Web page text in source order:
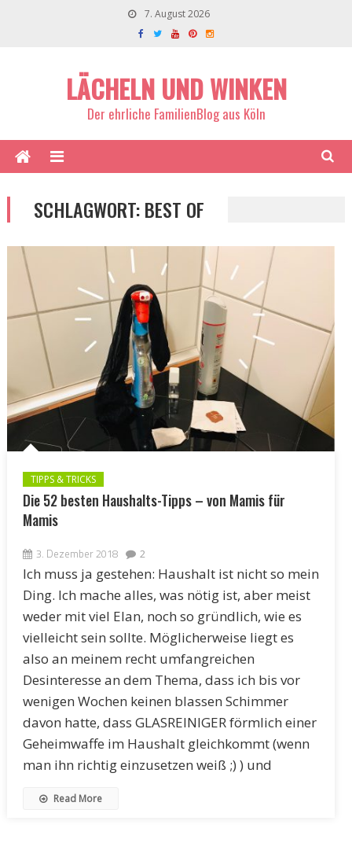
7. August 2026
LÄCHELN UND WINKEN
Der ehrliche FamilienBlog aus Köln
SCHLAGWORT:BEST OF
TIPPS & TRICKS
Die 52 besten Haushalts-Tipps – von Mamis für
Mamis
3. Dezember 2018 2
Ich muss ja gestehen: Haushalt ist nicht so mein
Ding. Ich mache alles, was nötig ist, aber meist
weder mit viel Elan, noch so gründlich, wie es
vielleicht sein sollte. Möglicherweise liegt es
also an meinem recht umfangreichen
Desinteresse an dem Thema, dass ich bis vor
wenigen Wochen keinen blassen Schimmer
davon hatte, dass GLASREINIGER förmlich einer
Geheimwaffe im Haushalt gleichkommt (wenn
man ihn richtig einzusetzen weiß ;) ) und
Read More